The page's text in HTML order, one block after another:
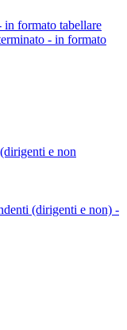
in formato tabellare
- in formato
e non
(dirigenti e non) -